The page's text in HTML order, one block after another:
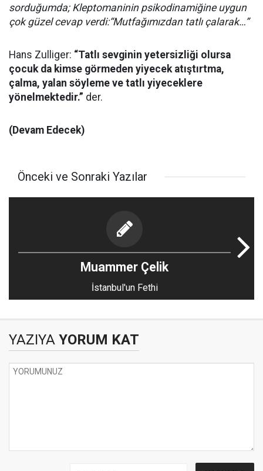
sorduğumda; Kleptomaninin psikodinamiğine uygun
çok güzel cevap verdi:“Mutfağımızdan tatlı çalarak…”
Hans Zulliger: “Tatlı sevginin yetersizliği olursa
çocuk da kimse görmeden yiyecek atıştırtma,
çalma, yalan söyleme ve tatlı yiyeceklere
yönelmektedir.” der.
(Devam Edecek)
Önceki ve Sonraki Yazılar
Muammer Çelik
İstanbul'un Fethi
YAZIYA YORUM KAT